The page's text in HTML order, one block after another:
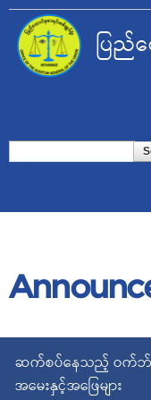
ပြည်
Search form
ဆက်စပ်နေသည့် ဝက်ဘ်
အမေးနှင့်အဖြေများ